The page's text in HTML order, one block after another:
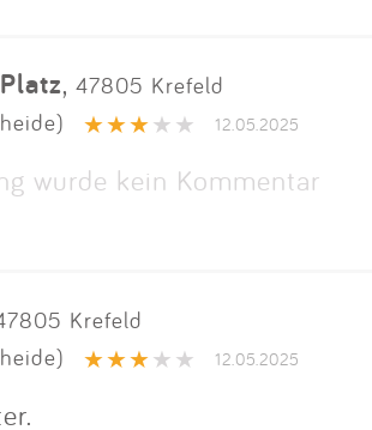
, 47805 Krefeld
12.05.2025
wurde kein Kommentar
Krefeld
12.05.2025